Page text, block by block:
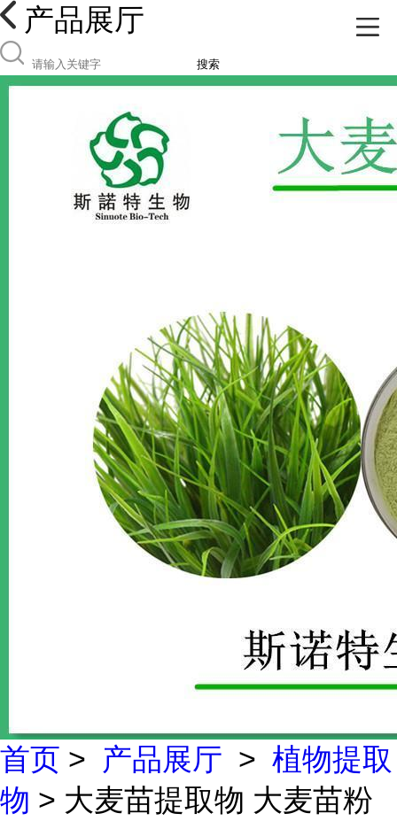
产品展厅
搜索
首页 > 产品展厅 > 植物提取
物 > 大麦苗提取物 大麦苗粉